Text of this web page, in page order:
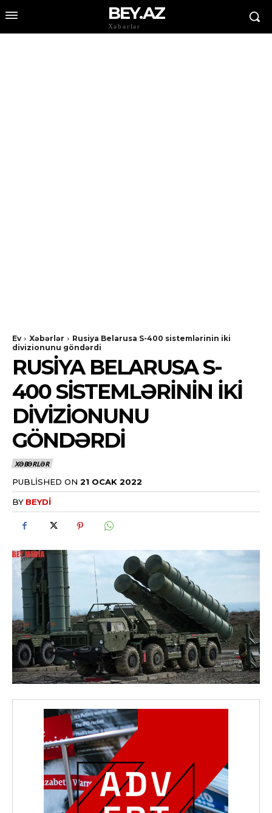
BEY.AZ
Xəbərlər
Ev Xəbərlər
​Rusiya Belarusa S-400 sistemlərinin iki
divizionunu göndərdi
​RUSIYA BELARUSA S-
400 SISTEMLƏRININ IKI
DIVIZIONUNU
GÖNDƏRDI
XƏBƏRLƏR
PUBLISHED ON 21 OCAK 2022
BY BEYDI